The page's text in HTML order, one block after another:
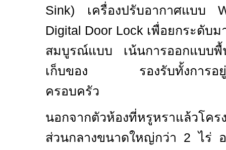
Sink) เครื่องปรับอากาศแบบ
Digital Door Lock เพื่อยกระดับ
สมบูรณ์แบบ เน้นการออกแบบ
เก็บของ รองรับทั้งการอยู่อ
ครอบครัว
นอกจากตัวห้องที่หรูหราแล้วโค
ส่วนกลางขนาดใหญ่กว่า 2ไร่